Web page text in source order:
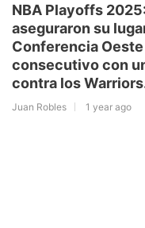
NBA Playoffs
aseguraron su
Conferencia
consecutivo con
contra los
Juan Robles 1 year ago